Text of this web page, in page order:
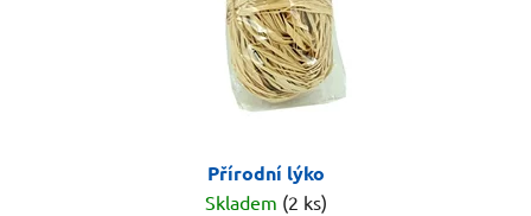
Přírodní lýko
Skladem (2 ks)